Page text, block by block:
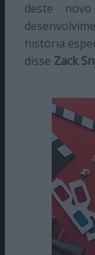
deste
história
disse Zack